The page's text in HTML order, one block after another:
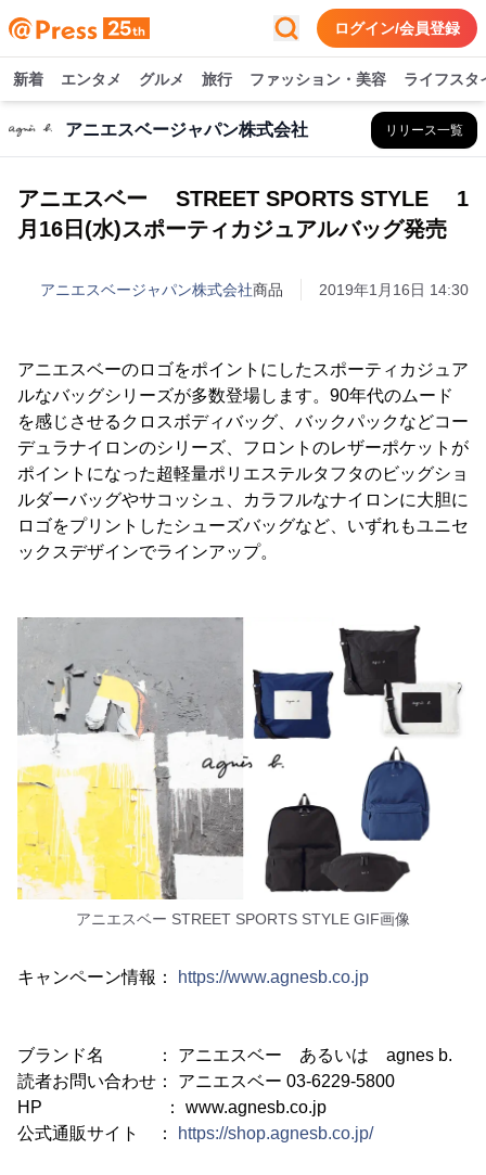
ログイン/会員登録
新着 エンタメ グルメ 旅行 ファッション・美容 ライフスタ
アニエスベージャパン株式会社 リリース一覧
アニエスベー STREET SPORTS STYLE 1
月16日(水)スポーティカジュアルバッグ発売
アニエスベージャパン株式会社商品 2019年1月16日 14:30
アニエスベーのロゴをポイントにしたスポーティカジュア
ルなバッグシリーズが多数登場します。90年代のムード
を感じさせるクロスボディバッグ、バックパックなどコー
デュラナイロンのシリーズ、フロントのレザーポケットが
ポイントになった超軽量ポリエステルタフタのビッグショ
ルダーバッグやサコッシュ、カラフルなナイロンに大胆に
ロゴをプリントしたシューズバッグなど、いずれもユニセ
ックスデザインでラインアップ。
アニエスベー STREET SPORTS STYLE GIF画像
キャンペーン情報： https://www.agnesb.co.jp
ブランド名 ： アニエスベー あるいは agnes b.
読者お問い合わせ： アニエスベー 03-6229-5800
HP ： www.agnesb.co.jp
公式通販サイト ：
https://shop.agnesb.co.jp/